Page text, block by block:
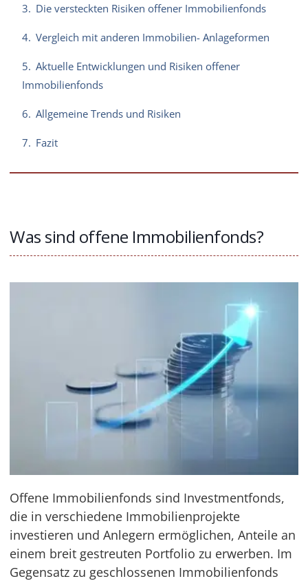
3. Die versteckten Risiken offener Immobilienfonds
4. Vergleich mit anderen Immobilien- Anlageformen
5. Aktuelle Entwicklungen und Risiken offener
Immobilienfonds
6. Allgemeine Trends und Risiken
7. Fazit
Was sind offene Immobilienfonds?
Offene Immobilienfonds sind Investmentfonds,
die in verschiedene Immobilienprojekte
investieren und Anlegern ermöglichen, Anteile an
einem breit gestreuten Portfolio zu erwerben. Im
Gegensatz zu geschlossenen Immobilienfonds